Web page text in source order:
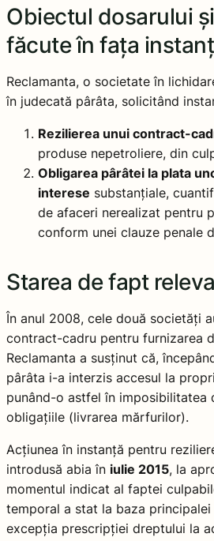
Obiectul dosarului
făcute în fața
Reclamanta, o societate în
în judecată pârâta, solicitând
Rezilierea unui contract-
produse nepetroliere, din
Obligarea pârâtei la plata
interese substanțiale,
de afaceri nerealizat pentru
conform unei clauze penale
Starea de fapt
În anul 2008, cele două societăți
contract-cadru pentru furnizarea
Reclamanta a susținut că,
pârâta i-a interzis accesul la
punând-o astfel în imposibilitatea
obligațiile (livrarea mărfurilor).
Acțiunea în instanță pentru
introdusă abia în iulie 2015, la
momentul indicat al faptei
temporal a stat la baza
excepția prescripției dreptului la